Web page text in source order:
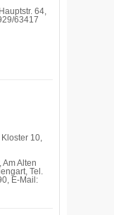
64,
63417
Kloster 10,
Am Alten
Tel.
E-Mail: